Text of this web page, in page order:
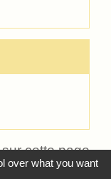
cette page
over what you want